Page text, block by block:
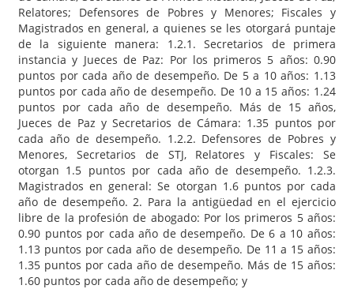
Relatores; Defensores de Pobres y Menores; Fiscales y
Magistrados en general, a quienes se les otorgará puntaje
de la siguiente manera: 1.2.1. Secretarios de primera
instancia y Jueces de Paz: Por los primeros 5 años: 0.90
puntos por cada año de desempeño. De 5 a 10 años: 1.13
puntos por cada año de desempeño. De 10 a 15 años: 1.24
puntos por cada año de desempeño. Más de 15 años,
Jueces de Paz y Secretarios de Cámara: 1.35 puntos por
cada año de desempeño. 1.2.2. Defensores de Pobres y
Menores, Secretarios de STJ, Relatores y Fiscales: Se
otorgan 1.5 puntos por cada año de desempeño. 1.2.3.
Magistrados en general: Se otorgan 1.6 puntos por cada
año de desempeño. 2. Para la antigüedad en el ejercicio
libre de la profesión de abogado: Por los primeros 5 años:
0.90 puntos por cada año de desempeño. De 6 a 10 años:
1.13 puntos por cada año de desempeño. De 11 a 15 años:
1.35 puntos por cada año de desempeño. Más de 15 años:
1.60 puntos por cada año de desempeño; y